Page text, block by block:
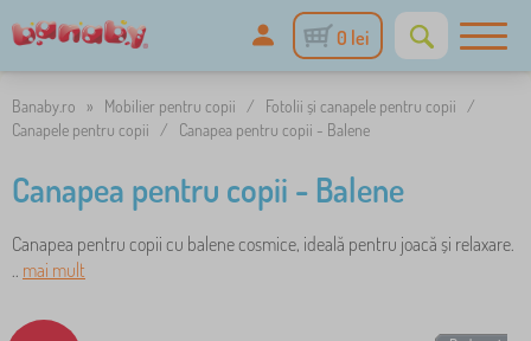
0 lei
Banaby.ro » Mobilier pentru copii / Fotolii și canapele pentru copii
/
Canapele pentru copii
/ Canapea pentru copii - Balene
Canapea pentru copii - Balene
Canapea pentru copii cu balene cosmice, ideală pentru joacă și relaxare.
.. mai mult